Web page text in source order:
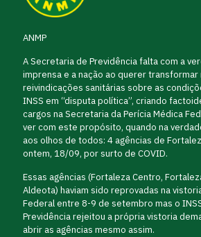
ANMP
A Secretaria de Previdência falta com a
imprensa e a nação ao querer transformar
reivindicações sanitárias sobre as
INSS em “disputa política”, criando
cargos na Secretaria da Perícia Médica
ver com este propósito, quando na
aos olhos de todos: 4 agências de
ontem, 18/09, por surto de COVID.
Essas agências (Fortaleza Centro,
Aldeota) haviam sido reprovadas na
Federal entre 8-9 de setembro mas o
Previdência rejeitou a própria vistoria
abrir as agências mesmo assim.